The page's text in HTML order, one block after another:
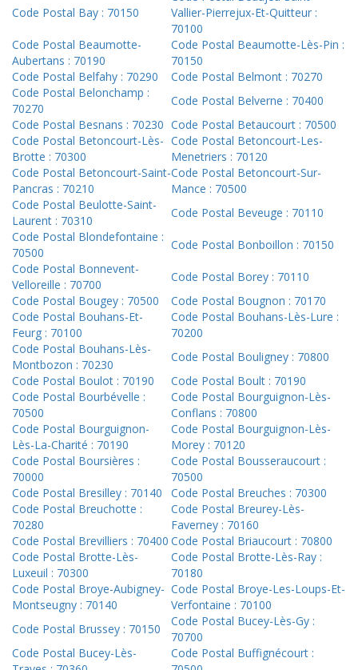
Code Postal Bay : 70150
Vallier-Pierrejux-Et-Quitteur :
70100
Code Postal Beaumotte-
Aubertans : 70190
Code Postal Beaumotte-Lès-Pin :
70150
Code Postal Belfahy : 70290
Code Postal Belmont : 70270
Code Postal Belonchamp :
70270
Code Postal Belverne : 70400
Code Postal Besnans : 70230 Code Postal Betaucourt : 70500
Code Postal Betoncourt-Lès-
Brotte : 70300
Code Postal Betoncourt-Les-
Menetriers : 70120
Code Postal Betoncourt-Saint-
Pancras : 70210
Code Postal Betoncourt-Sur-
Mance : 70500
Code Postal Beulotte-Saint-
Laurent : 70310
Code Postal Beveuge : 70110
Code Postal Blondefontaine :
70500
Code Postal Bonboillon : 70150
Code Postal Bonnevent-
Velloreille : 70700
Code Postal Borey : 70110
Code Postal Bougey : 70500
Code Postal Bougnon : 70170
Code Postal Bouhans-Et-
Feurg : 70100
Code Postal Bouhans-Lès-Lure :
70200
Code Postal Bouhans-Lès-
Montbozon : 70230
Code Postal Bouligney : 70800
Code Postal Boulot : 70190
Code Postal Boult : 70190
Code Postal Bourbévelle :
70500
Code Postal Bourguignon-Lès-
Conflans : 70800
Code Postal Bourguignon-
Lès-La-Charité : 70190
Code Postal Bourguignon-Lès-
Morey : 70120
Code Postal Boursières :
70000
Code Postal Bousseraucourt :
70500
Code Postal Bresilley : 70140
Code Postal Breuches : 70300
Code Postal Breuchotte :
70280
Code Postal Breurey-Lès-
Faverney : 70160
Code Postal Brevilliers : 70400 Code Postal Briaucourt : 70800
Code Postal Brotte-Lès-
Luxeuil : 70300
Code Postal Brotte-Lès-Ray :
70180
Code Postal Broye-Aubigney-
Montseugny : 70140
Code Postal Broye-Les-Loups-Et-
Verfontaine : 70100
Code Postal Brussey : 70150
Code Postal Bucey-Lès-Gy :
70700
Code Postal Bucey-Lès-
Code Postal Buffignécourt :